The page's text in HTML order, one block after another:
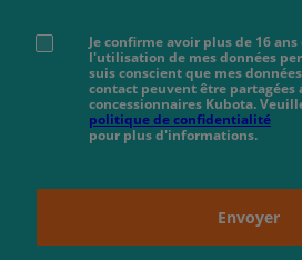
Je confirme avoir plus de 16
l'utilisation de mes données
suis conscient que mes
contact peuvent être partagées
concessionnaires Kubota.
politique de confidentialité
pour plus d'informations.
Envoyer